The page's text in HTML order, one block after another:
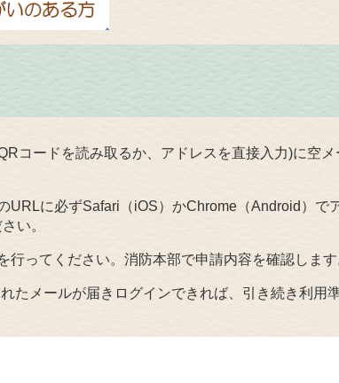
QRコードを読み取るか、アドレスを直接入力)に空
に必ずSafari（iOS）かChrome（Android）で
い。
ってください。消防本部で申請内容を確認します
メールが届きログインできれば、引き続き利用